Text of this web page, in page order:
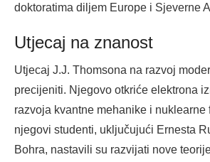
doktoratima diljem Europe i Sjeverne
Utjecaj na znanost
Utjecaj J.J. Thomsona na razvoj
precijeniti. Njegovo otkriće elektrona
razvoja kvantne mehanike i nuklearne
njegovi studenti, uključujući Ernesta
Bohra, nastavili su razvijati nove